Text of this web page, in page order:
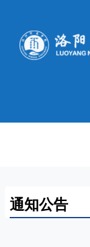
通知公告